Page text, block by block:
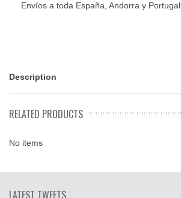
Envíos a toda España, Andorra y Portugal.
Description
RELATED PRODUCTS
No items
LATEST TWEETS